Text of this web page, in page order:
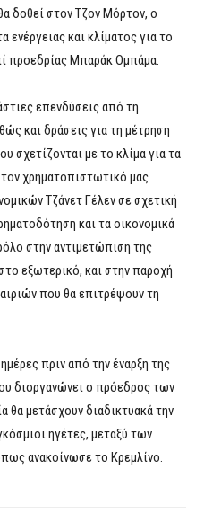
δοθεί στον Τζον Μόρτον, ο
ενέργειας και κλίματος για το
προεδρίας Μπαράκ Ομπάμα.
επενδύσεις από τη
και δράσεις για τη μέτρηση
σχετίζονται με το κλίμα για τα
τον χρηματοπιστωτικό μας
Τζάνετ Γέλεν σε σχετική
και τα οικονομικά
στην αντιμετώπιση της
εξωτερικό, και στην παροχή
που θα επιτρέψουν τη
πριν από την έναρξη της
διοργανώνει ο πρόεδρος των
θα μετάσχουν διαδικτυακά την
ηγέτες, μεταξύ των
ανακοίνωσε το Κρεμλίνο.